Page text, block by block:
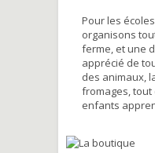
Pour les
organisons
ferme, et une
apprécié de
des animaux,
fromages, tout
enfants